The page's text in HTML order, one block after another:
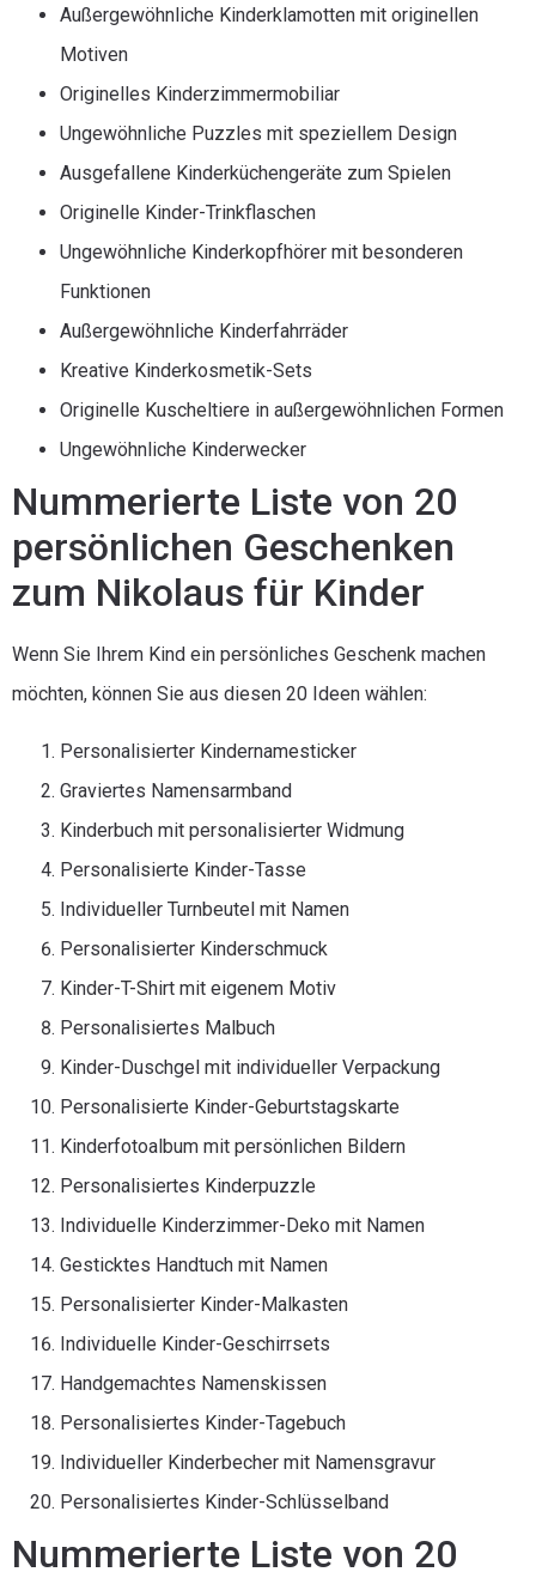
Außergewöhnliche Kinderklamotten mit originellen
Motiven
Originelles Kinderzimmermobiliar
Ungewöhnliche Puzzles mit speziellem Design
Ausgefallene Kinderküchengeräte zum Spielen
Originelle Kinder-Trinkflaschen
Ungewöhnliche Kinderkopfhörer mit besonderen
Funktionen
Außergewöhnliche Kinderfahrräder
Kreative Kinderkosmetik-Sets
Originelle Kuscheltiere in außergewöhnlichen Formen
Ungewöhnliche Kinderwecker
Nummerierte Liste von 20
persönlichen Geschenken
zum Nikolaus für Kinder
Wenn Sie Ihrem Kind ein persönliches Geschenk machen
möchten, können Sie aus diesen 20 Ideen wählen:
Personalisierter Kindernamesticker
Graviertes Namensarmband
Kinderbuch mit personalisierter Widmung
Personalisierte Kinder-Tasse
Individueller Turnbeutel mit Namen
Personalisierter Kinderschmuck
Kinder-T-Shirt mit eigenem Motiv
Personalisiertes Malbuch
Kinder-Duschgel mit individueller Verpackung
Personalisierte Kinder-Geburtstagskarte
Kinderfotoalbum mit persönlichen Bildern
Personalisiertes Kinderpuzzle
Individuelle Kinderzimmer-Deko mit Namen
Gesticktes Handtuch mit Namen
Personalisierter Kinder-Malkasten
Individuelle Kinder-Geschirrsets
Handgemachtes Namenskissen
Personalisiertes Kinder-Tagebuch
Individueller Kinderbecher mit Namensgravur
Personalisiertes Kinder-Schlüsselband
Nummerierte Liste von 20